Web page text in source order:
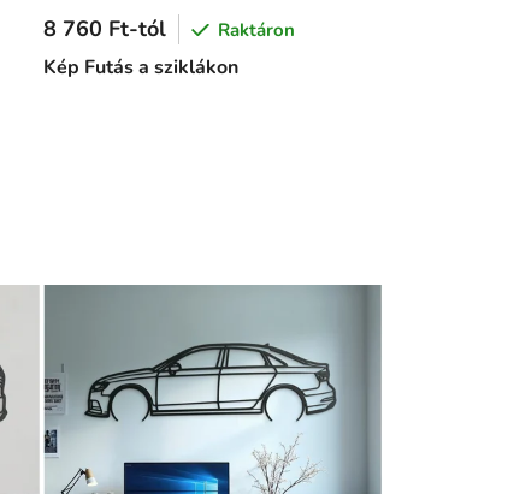
Kép Futás a sziklákon
8 760 Ft-tól Raktáron